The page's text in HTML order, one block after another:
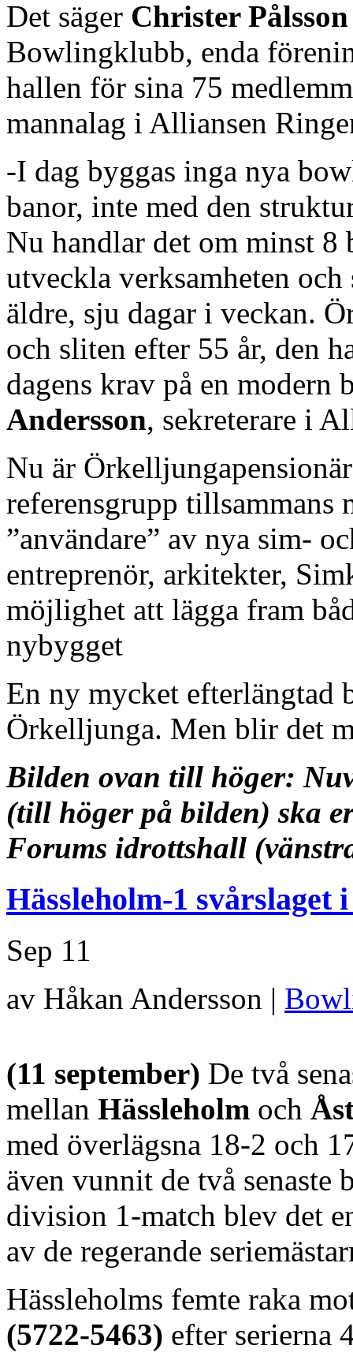
Det säger Christer Pålsson
Bowlingklubb, enda
hallen för sina 75
mannalag i Alliansen
-I dag byggas inga nya
banor, inte med den
Nu handlar det om minst 8
utveckla verksamheten
äldre, sju dagar i veckan.
och sliten efter 55 år, den
dagens krav på en
Andersson, sekreterare i
Nu är
referensgrupp tillsammans
”användare” av nya sim-
entreprenör, arkitekter,
möjlighet att lägga fram
nybygget
En ny mycket
Örkelljunga. Men blir det
Bilden ovan till höger:
(till höger på bilden) ska
Forums idrottshall
Hässleholm-1 svårslaget
Sep 11
av Håkan Andersson |
(11 september) De två
mellan Hässleholm och
med överlägsna 18-2 och
även vunnit de två senaste
division 1-match blev det
av de regerande
Hässleholms femte raka
(5722-5463) efter serierna